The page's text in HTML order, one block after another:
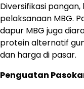
Diversifikasi
pelaksanaan MBG.
dapur MBG juga
protein alternatif
dan harga di pasar.
Penguatan